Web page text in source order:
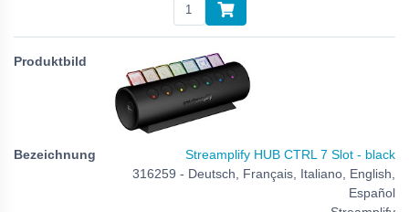
Streamplify HUB CTRL 7 Slot - black
316259 - Deutsch, Français, Italiano, English,
Español